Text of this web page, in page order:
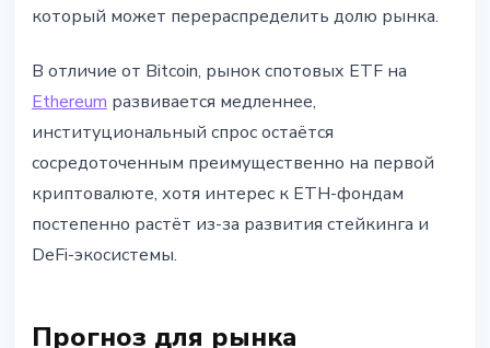
который может перераспределить долю рынка.
В отличие от Bitcoin, рынок спотовых ETF на
Ethereum развивается медленнее,
институциональный спрос остаётся
сосредоточенным преимущественно на первой
криптовалюте, хотя интерес к ETH-фондам
постепенно растёт из-за развития стейкинга и
DeFi-экосистемы.
Прогноз для рынка